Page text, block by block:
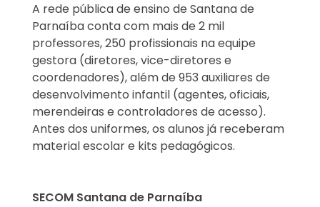
A rede pública de ensino de Santana de
Parnaíba conta com mais de 2 mil
professores, 250 profissionais na equipe
gestora (diretores, vice-diretores e
coordenadores), além de 953 auxiliares de
desenvolvimento infantil (agentes, oficiais,
merendeiras e controladores de acesso).
Antes dos uniformes, os alunos já receberam
material escolar e kits pedagógicos.
SECOM Santana de Parnaíba